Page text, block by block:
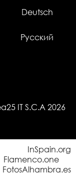
Deutsch
Русский
IT S.C.A 2026
InSpain.org
Flamenco.one
FotosAlhambra.es